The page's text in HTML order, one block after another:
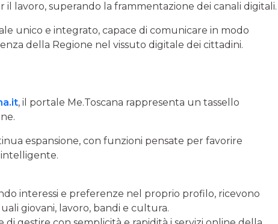
lavoro, superando la frammentazione dei canali digitali.
unico e integrato, capace di comunicare in modo
della Regione nel vissuto digitale dei cittadini.
, il portale Me.Toscana rappresenta un tassello
espansione, con funzioni pensate per favorire
intelligente.
interessi e preferenze nel proprio profilo, ricevono
giovani, lavoro, bandi e cultura.